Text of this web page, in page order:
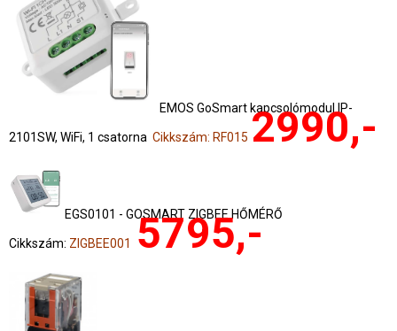
EMOS GoSmart kapcsolómodul IP-
2101SW, WiFi, 1 csatorna Cikkszám: RF015 2990,-
EGS0101 - GOSMART ZIGBEE HŐMÉRŐ
Cikkszám: ZIGBEE001 5795,-